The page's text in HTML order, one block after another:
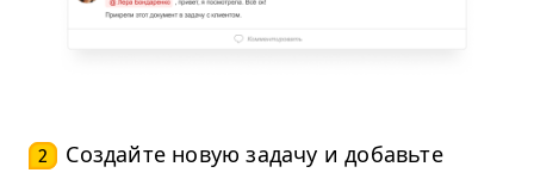
2
Создайте новую задачу и добавьте